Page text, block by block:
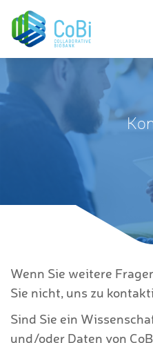
Wenn Sie weitere
Sie nicht, uns zu
Sind Sie ein
und/oder Daten von